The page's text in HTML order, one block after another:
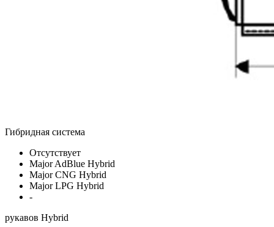
Гибридная система
Отсутствует
Major AdBlue Hybrid
Major CNG Hybrid
Major LPG Hybrid
-
рукавов Hybrid